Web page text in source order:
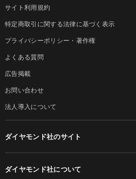
サイト利用規約
特定商取引に関する法律に基づく表示
プライバシーポリシー・著作権
よくある質問
広告掲載
お問い合わせ
法人導入について
ダイヤモンド社のサイト
ダイヤモンド社について